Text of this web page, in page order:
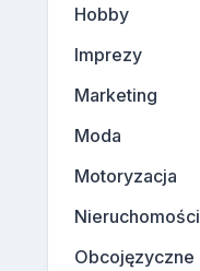
Hobby
Imprezy
Marketing
Moda
Motoryzacja
Nieruchomości
Obcojęzyczne